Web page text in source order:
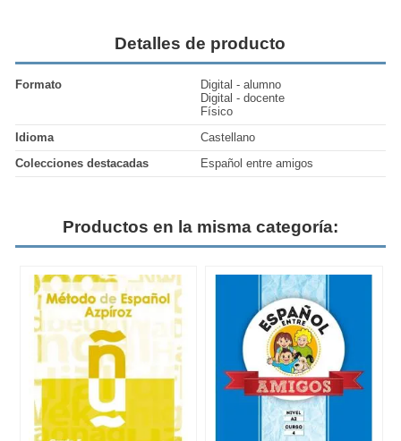
Detalles de producto
Formato
Digital - alumno
Digital - docente
Físico
Idioma
Castellano
Colecciones destacadas
Español entre amigos
Productos en la misma categoría: